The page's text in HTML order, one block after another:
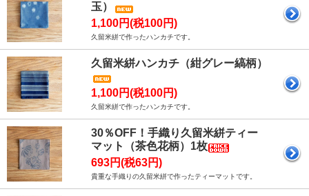
玉）
1,100円(税100円)
久留米絣で作ったハンカチです。
久留米絣ハンカチ（紺グレー縞柄）
1,100円(税100円)
久留米絣で作ったハンカチです。
30％OFF！手織り久留米絣ティー
マット（茶色花柄）1枚
693円(税63円)
貴重な手織りの久留米絣で作ったティーマットです。